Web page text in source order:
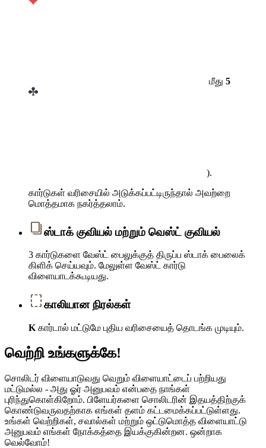
மீது 5
).
கார்டுகள் வரிசையில் அடுக்கப்பட்டிருந்தால் அவற்றை
மொத்தமாக நகர்த்தலாம்.
ஸ்டாக் குவியல் மற்றும் வெஸ்ட் குவியல்
3 கார்டுகளை வேஸ்ட் பைலுக்குத் திருப்ப ஸ்டாக் பைலைக்
கிளிக் செய்யவும். மேலுள்ள வேஸ்ட் கார்டு
விளையாடக்கூடியது.
காலியான நிரல்கள்
K கார்டால் மட்டுமே புதிய வரிசையைத் தொடங்க முடியும்.
வெற்றி உங்களுக்கே!
சொலிடர் விளையாடுவது வெறும் விளையாட்டைப் பற்றியது
மட்டுமல்ல - அது ஓர் அனுபவம் என்பதை நாங்கள்
புரிந்துகொள்கிறோம். பிளேயர்களை சொலிடரின் இதயத்திற்குக்
கொண்டுவருவதற்காக எங்கள் தளம் கட்டமைக்கப்பட்டுள்ளது.
உங்கள் வெற்றிகள், சவால்கள் மற்றும் ஒட்டுமொத்த விளையாட்டு
அனுபவம் எங்கள் நோக்கத்தை இயக்குகின்றன. ஒன்றாக
வெல்வோம்!